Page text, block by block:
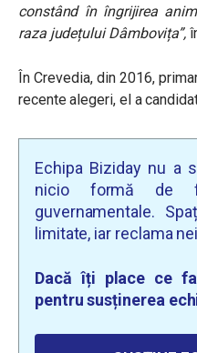
constând în îngrijirea
raza județului Dâmbovița”,
În Crevedia, din 2016,
recente alegeri, el a
Echipa Biziday nu a
nicio formă de
guvernamentale.
limitate, iar reclama
Dacă îți place ce
pentru susținerea